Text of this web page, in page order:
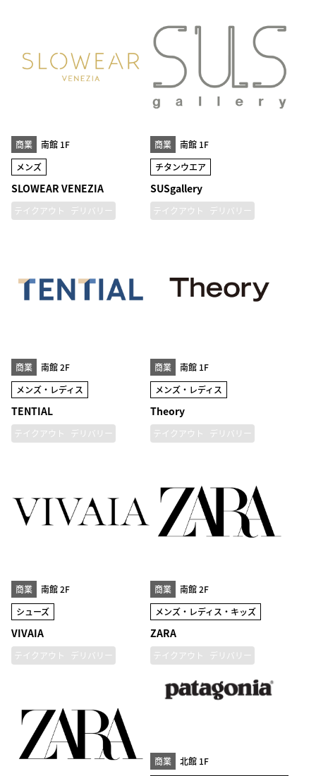
商業
南館 1F
メンズ
SLOWEAR VENEZIA
テイクアウト デリバリー
商業
南館 1F
チタンウエア
SUSgallery
テイクアウト デリバリー
商業
南館 2F
メンズ・レディス
TENTIAL
テイクアウト デリバリー
商業
南館 1F
メンズ・レディス
Theory
テイクアウト デリバリー
商業
南館 2F
シューズ
VIVAIA
テイクアウト デリバリー
商業
南館 2F
メンズ・レディス・キッズ
ZARA
テイクアウト デリバリー
商業
北館 1F